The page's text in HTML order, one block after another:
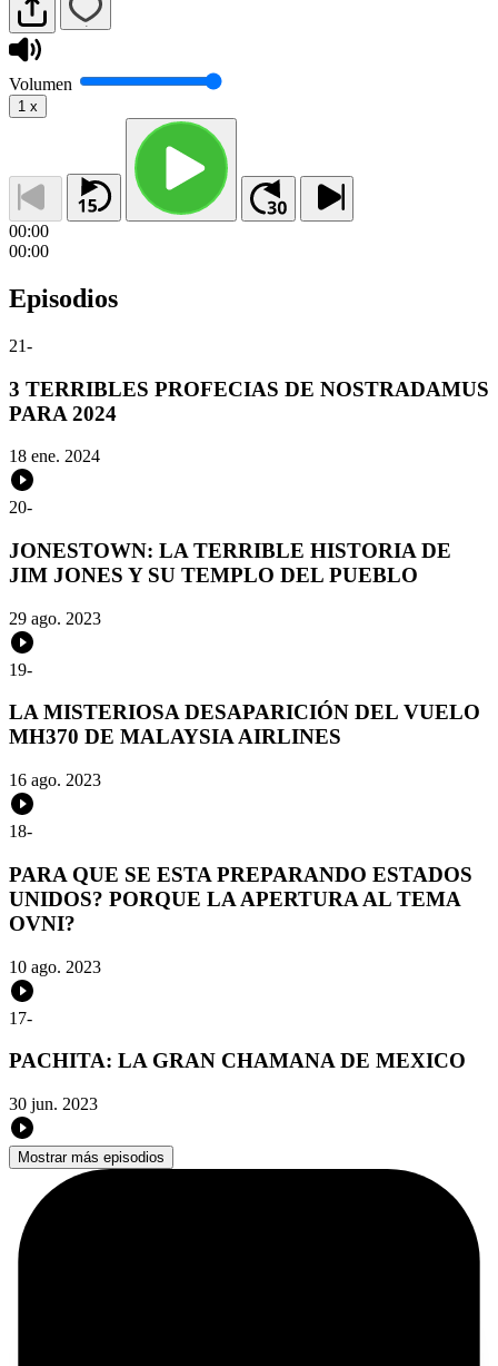
Volumen
1 x
00:00
00:00
Episodios
21-
3 TERRIBLES PROFECIAS DE NOSTRADAMUS
PARA 2024
18 ene. 2024
20-
JONESTOWN: LA TERRIBLE HISTORIA DE
JIM JONES Y SU TEMPLO DEL PUEBLO
29 ago. 2023
19-
LA MISTERIOSA DESAPARICIÓN DEL VUELO
MH370 DE MALAYSIA AIRLINES
16 ago. 2023
18-
PARA QUE SE ESTA PREPARANDO ESTADOS
UNIDOS? PORQUE LA APERTURA AL TEMA
OVNI?
10 ago. 2023
17-
PACHITA: LA GRAN CHAMANA DE MEXICO
30 jun. 2023
Mostrar más episodios